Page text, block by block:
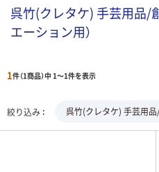
呉竹(クレタケ) 手芸用品/
エーション用）
1件（1商品）中 1～1件を表示
絞り込み 呉竹(クレタケ) 手芸用品